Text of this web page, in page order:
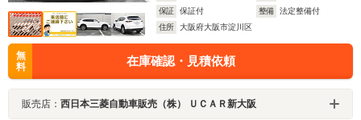
保証
保証付 整備
法定整備付
住所
大阪府大阪市淀川区
無
料
在庫確認・見積依頼
販売店： 西日本三菱自動車販売（株） ＵＣＡＲ新大阪